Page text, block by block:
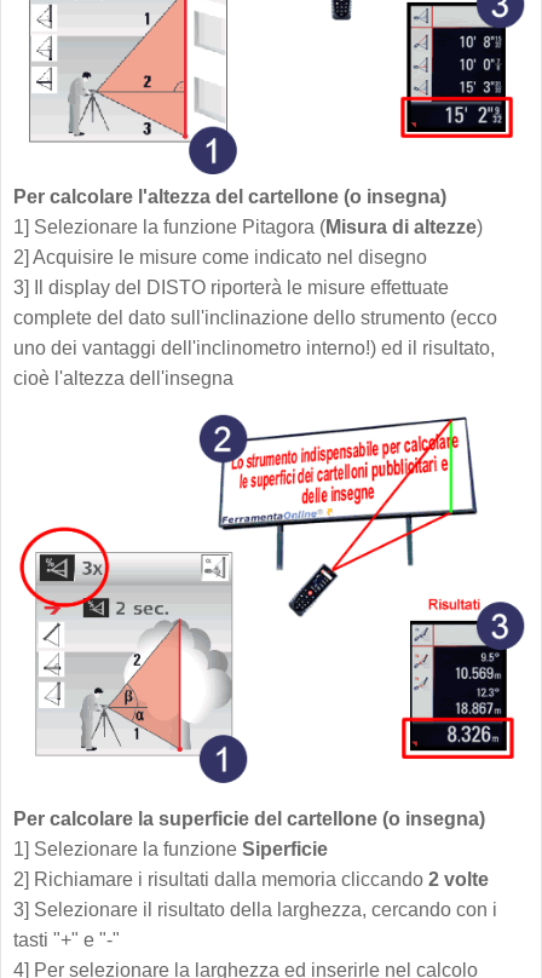
Per calcolare l'altezza del cartellone (o insegna)
1] Selezionare la funzione Pitagora (Misura di altezze)
2] Acquisire le misure come indicato nel disegno
3] Il display del DISTO riporterà le misure effettuate
complete del dato sull'inclinazione dello strumento (ecco
uno dei vantaggi dell'inclinometro interno!) ed il risultato,
cioè l'altezza dell'insegna
Per calcolare la superficie del cartellone (o insegna)
1] Selezionare la funzione Siperficie
2] Richiamare i risultati dalla memoria cliccando 2 volte
3] Selezionare il risultato della larghezza, cercando con i
tasti "+" e "-"
4] Per selezionare la larghezza ed inserirle nel calcolo